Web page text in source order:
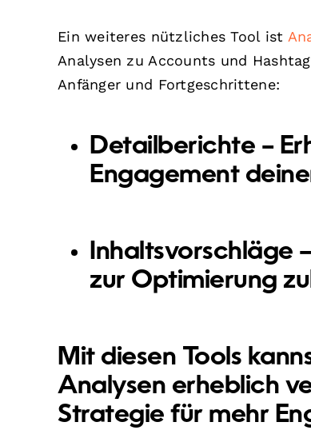
Ein weiteres nützliches Tool ist
Analysen zu Accounts und
Anfänger und Fortgeschrittene:
Detailberichte –
Engagement
Inhaltsvorschläge
zur Optimierung
Mit diesen Tools
Analysen erheblich
Strategie für mehr